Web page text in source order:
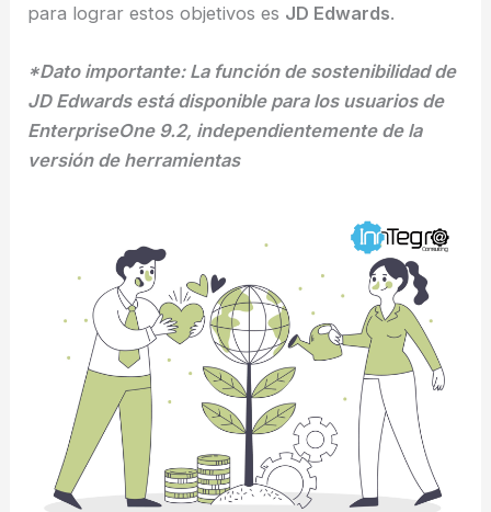
para lograr estos objetivos es JD Edwards.
*Dato importante: La función de sostenibilidad de
JD Edwards está disponible para los usuarios de
EnterpriseOne 9.2, independientemente de la
versión de herramientas